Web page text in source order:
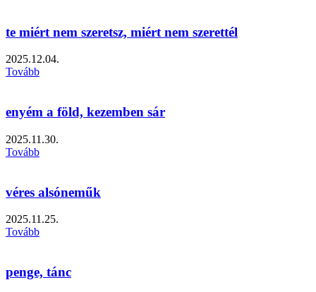
te miért nem szeretsz, miért nem szerettél
2025.12.04.
Tovább
enyém a föld, kezemben sár
2025.11.30.
Tovább
véres alsóneműk
2025.11.25.
Tovább
penge, tánc